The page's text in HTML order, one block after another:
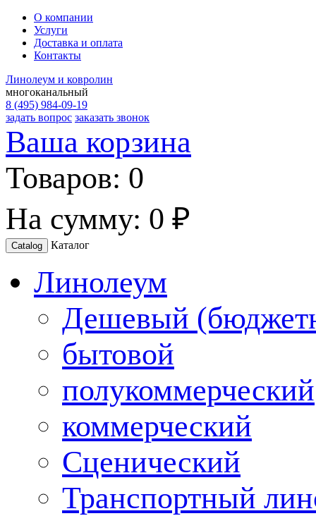
О компании
Услуги
Доставка и оплата
Контакты
Линолеум и ковролин
многоканальный
8 (495) 984-09-19
задать вопрос заказать звонок
Ваша корзина
Товаров: 0
На сумму: 0 ₽
Catalog Каталог
Линолеум
Дешевый
бытовой
полукоммерческий
коммерческий
Сценический
Транспортный